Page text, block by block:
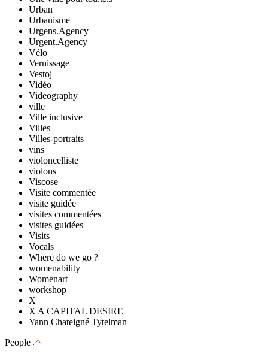
Urban
Urbanisme
Urgens.Agency
Urgent.Agency
Vélo
Vernissage
Vestoj
Vidéo
Videography
ville
Ville inclusive
Villes
Villes-portraits
vins
violoncelliste
violons
Viscose
Visite commentée
visite guidée
visites commentées
visites guidées
Visits
Vocals
Where do we go ?
womenability
Womenart
workshop
X
X A CAPITAL DESIRE
Yann Chateigné Tytelman
People